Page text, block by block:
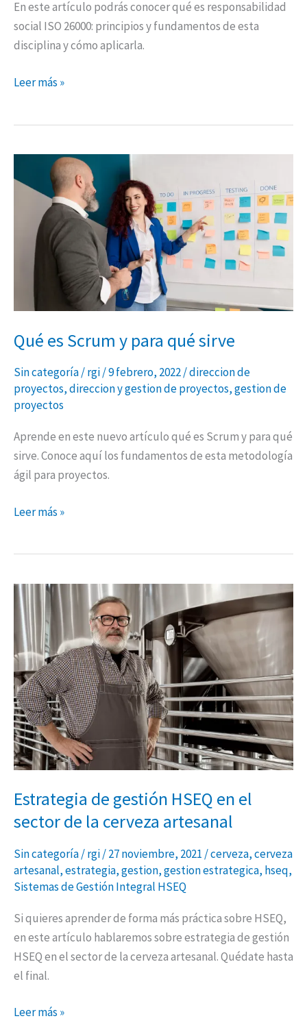
En este artículo podrás conocer qué es responsabilidad
social ISO 26000: principios y fundamentos de esta
disciplina y cómo aplicarla.
Leer más »
Qué es Scrum y para qué sirve
Sin categoría/rgi/9 febrero, 2022/direccion de
proyectos,direccion y gestion de proyectos,gestion de
proyectos
Aprende en este nuevo artículo qué es Scrum y para qué
sirve. Conoce aquí los fundamentos de esta metodología
ágil para proyectos.
es
Leer más »
Estrategia de gestión HSEQ en el
sector de la cerveza artesanal
Sin categoría/rgi/27 noviembre, 2021 /cerveza,cerveza
artesanal,estrategia,gestion,gestion estrategica, hseq,
Sistemas de Gestión Integral HSEQ
Si quieres aprender de forma más práctica sobre HSEQ,
en este artículo hablaremos sobre estrategia de gestión
HSEQ en el sector de la cerveza artesanal. Quédate hasta
el final.
Estrategia
de
gestión
HSEQ
en
el
sector
de
la
cerveza
Leer más »